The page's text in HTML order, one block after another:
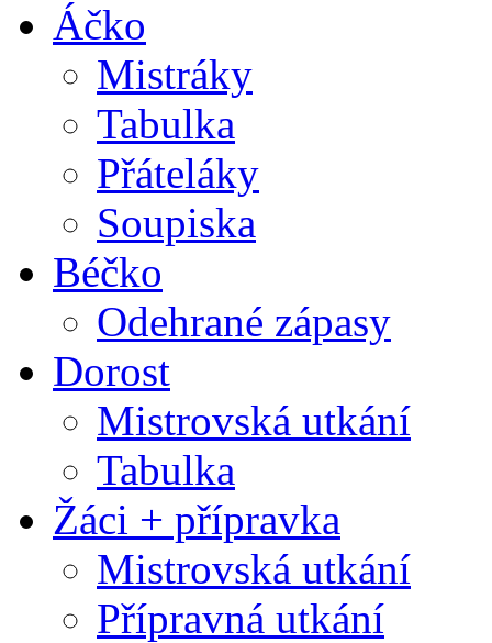
Áčko
Mistráky
Tabulka
Přáteláky
Soupiska
Béčko
Odehrané zápasy
Dorost
Mistrovská utkání
Tabulka
Žáci + přípravka
Mistrovská utkání
Přípravná utkání